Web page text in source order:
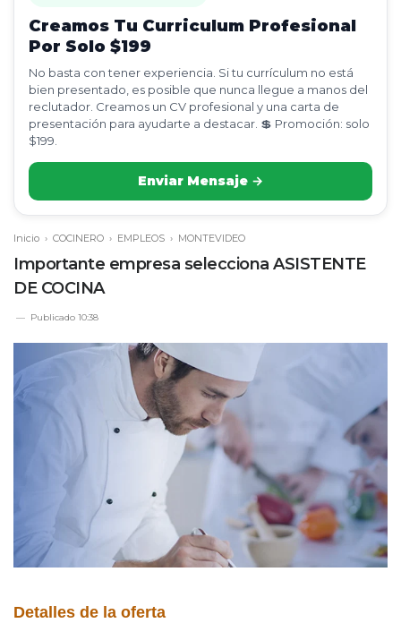
Creamos Tu Curriculum Profesional
Por Solo $199
No basta con tener experiencia. Si tu currículum no está
bien presentado, es posible que nunca llegue a manos del
reclutador. Creamos un CV profesional y una carta de
presentación para ayudarte a destacar. 💲 Promoción: solo
$199.
Enviar Mensaje →
Inicio › COCINERO › EMPLEOS › MONTEVIDEO
Importante empresa selecciona ASISTENTE
DE COCINA
Publicado 10:38
Detalles de la oferta